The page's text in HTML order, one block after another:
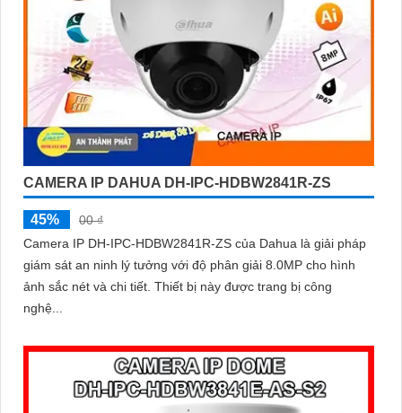
CAMERA IP DAHUA DH-IPC-HDBW2841R-ZS
45%
00 ₫
Camera IP DH-IPC-HDBW2841R-ZS của Dahua là giải pháp
giám sát an ninh lý tưởng với độ phân giải 8.0MP cho hình
ảnh sắc nét và chi tiết. Thiết bị này được trang bị công
nghệ...